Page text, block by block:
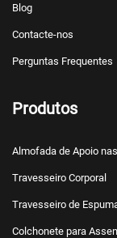
Blog
Contacte-nos
Perguntas Frequentes
Produtos
Almofada de Apoio
Travesseiro Corporal
Travesseiro de
Colchonete para